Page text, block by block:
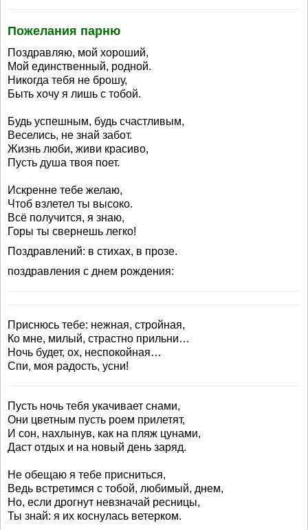
Пожелания парню
Поздравляю, мой хороший,
Мой единственный, родной.
Никогда тебя не брошу,
Быть хочу я лишь с тобой.
Будь успешным, будь счастливым,
Веселись, не знай забот.
Жизнь люби, живи красиво,
Пусть душа твоя поет.
Искренне тебе желаю,
Чтоб взлетел ты высоко.
Всё получится, я знаю,
Горы ты свернешь легко!
Поздравлений: в стихах, в прозе.
поздравления с днем рождения:
Приснюсь тебе: нежная, стройная,
Ко мне, милый, страстно прильни…
Ночь будет, ох, неспокойная…
Спи, моя радость, усни!
Пусть ночь тебя укачивает снами,
Они цветным пусть роем прилетят,
И сон, нахлынув, как на пляж цунами,
Даст отдых и на новый день заряд.
Не обещаю я тебе присниться,
Ведь встретимся с тобой, любимый, днем,
Но, если дрогнут невзначай ресницы,
Ты знай: я их коснулась ветерком.